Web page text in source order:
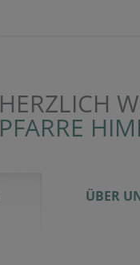
HERZLICH
PFARRE
ÜBER